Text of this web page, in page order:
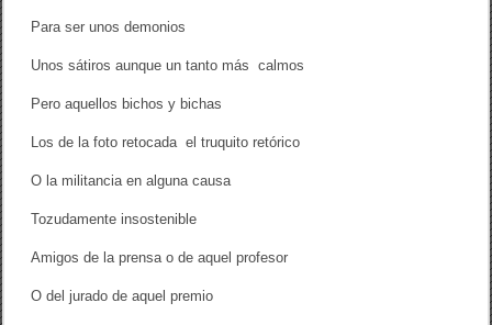
Para ser unos demonios
Unos sátiros aunque un tanto más calmos
Pero aquellos bichos y bichas
Los de la foto retocada el truquito retórico
O la militancia en alguna causa
Tozudamente insostenible
Amigos de la prensa o de aquel profesor
O del jurado de aquel premio